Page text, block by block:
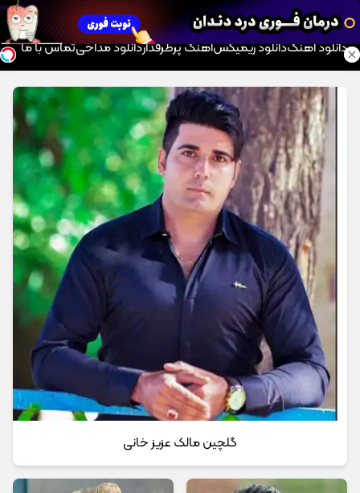
موزیک تار
دانلود آهنگدانلود ریمیکسآهنگ پرطرفداردانلود مداحیتماس با ما
گلچین مالک عزیز خانی